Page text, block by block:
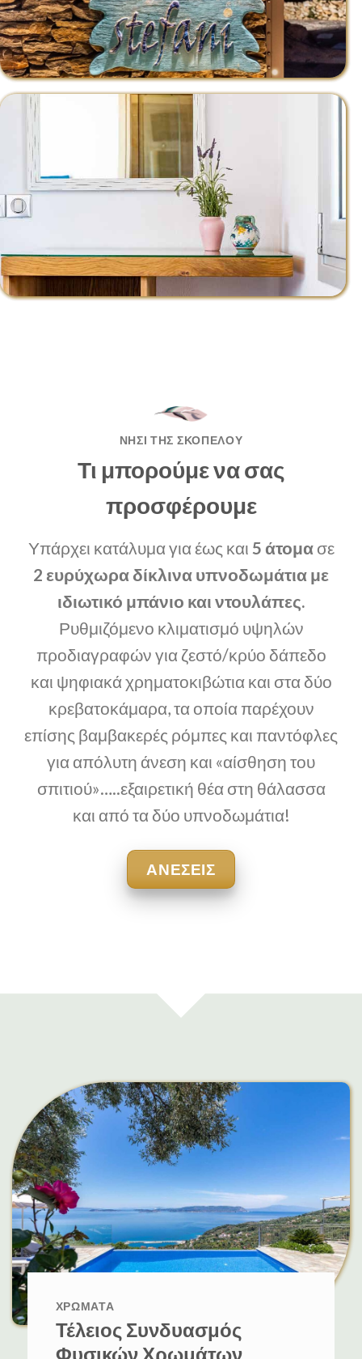
ΝΗΣΊ ΤΗΣ ΣΚΟΠΈΛΟΥ
Τι μπορούμε να σας
προσφέρουμε
Υπάρχει κατάλυμα για έως και 5 άτομασε
2 ευρύχωρα δίκλινα υπνοδωμάτια με
ιδιωτικό μπάνιο και ντουλάπες.
Ρυθμιζόμενο κλιματισμό υψηλών
προδιαγραφών για ζεστό/κρύο δάπεδο
και ψηφιακά χρηματοκιβώτια και στα δύο
κρεβατοκάμαρα, τα οποία παρέχουν
επίσης βαμβακερές ρόμπες και παντόφλες
για απόλυτη άνεση και «αίσθηση του
σπιτιού»…..εξαιρετική θέα στη θάλασσα
και από τα δύο υπνοδωμάτια!
ΑΝΕΣΕΙΣ
ΧΡΩΜΑΤΑ
Τέλειος Συνδυασμός
Φυσικών Χρωμάτων